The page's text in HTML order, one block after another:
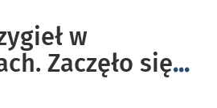
w
Zaczęło się...